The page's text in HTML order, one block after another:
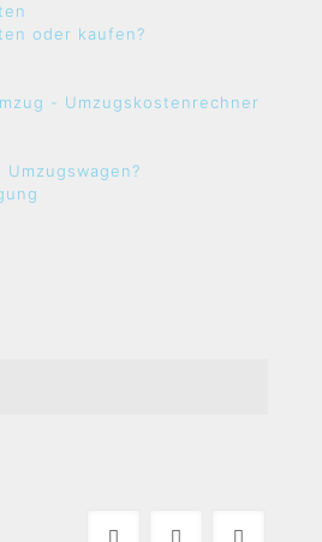
oder kaufen?
- Umzugskostenrechner